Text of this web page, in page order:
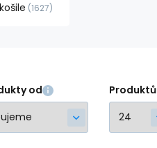
1627
od Produktů